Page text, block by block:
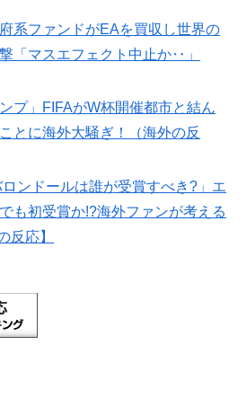
系ファンドがEAを買収し世界の
「マスエフェクト中止か‥」
プ」FIFAがW杯開催都市と結ん
とに海外大騒ぎ！（海外の反
ンドールは誰が受賞すべき?」エ
も初受賞か!?海外ファンが考える
反応】